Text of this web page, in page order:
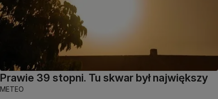
Prawie 39 stopni. Tu skwar był największy
METEO